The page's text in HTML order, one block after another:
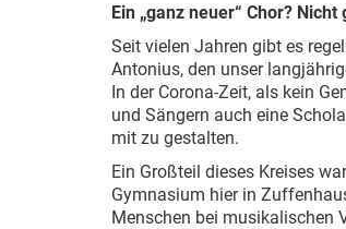
Ein „ganz neuer“ Chor? Nicht
Seit vielen Jahren gibt es
Antonius, den unser
In der Corona-Zeit, als kein
und Sängern auch eine
mit zu gestalten.
Ein Großteil dieses Kreises
Gymnasium hier in
Menschen bei musikalischen